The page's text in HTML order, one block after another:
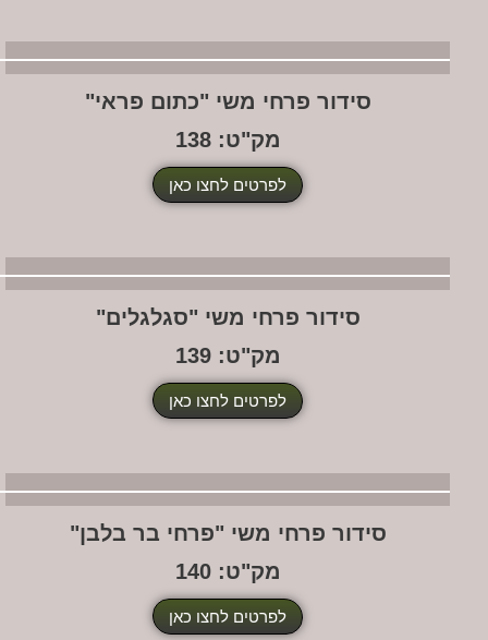
סידור פרחי משי "כתום פראי"
מק"ט: 138
לפרטים לחצו כאן
סידור פרחי משי "סגלגלים"
מק"ט: 139
לפרטים לחצו כאן
סידור פרחי משי "פרחי בר בלבן"
מק"ט: 140
לפרטים לחצו כאן